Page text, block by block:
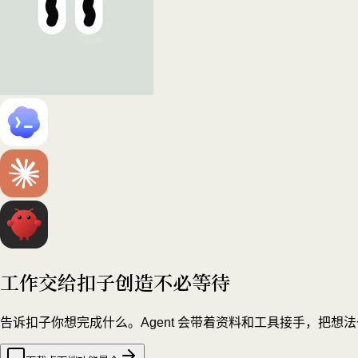
工作交给扣子创造不必等待
告诉扣子你想完成什么。Agent 会带着资料和工具接手，把想法